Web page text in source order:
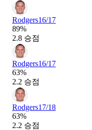
Rodgers16/17
89%
2.8 승점
Rodgers16/17
63%
2.2 승점
Rodgers17/18
63%
2.2 승점